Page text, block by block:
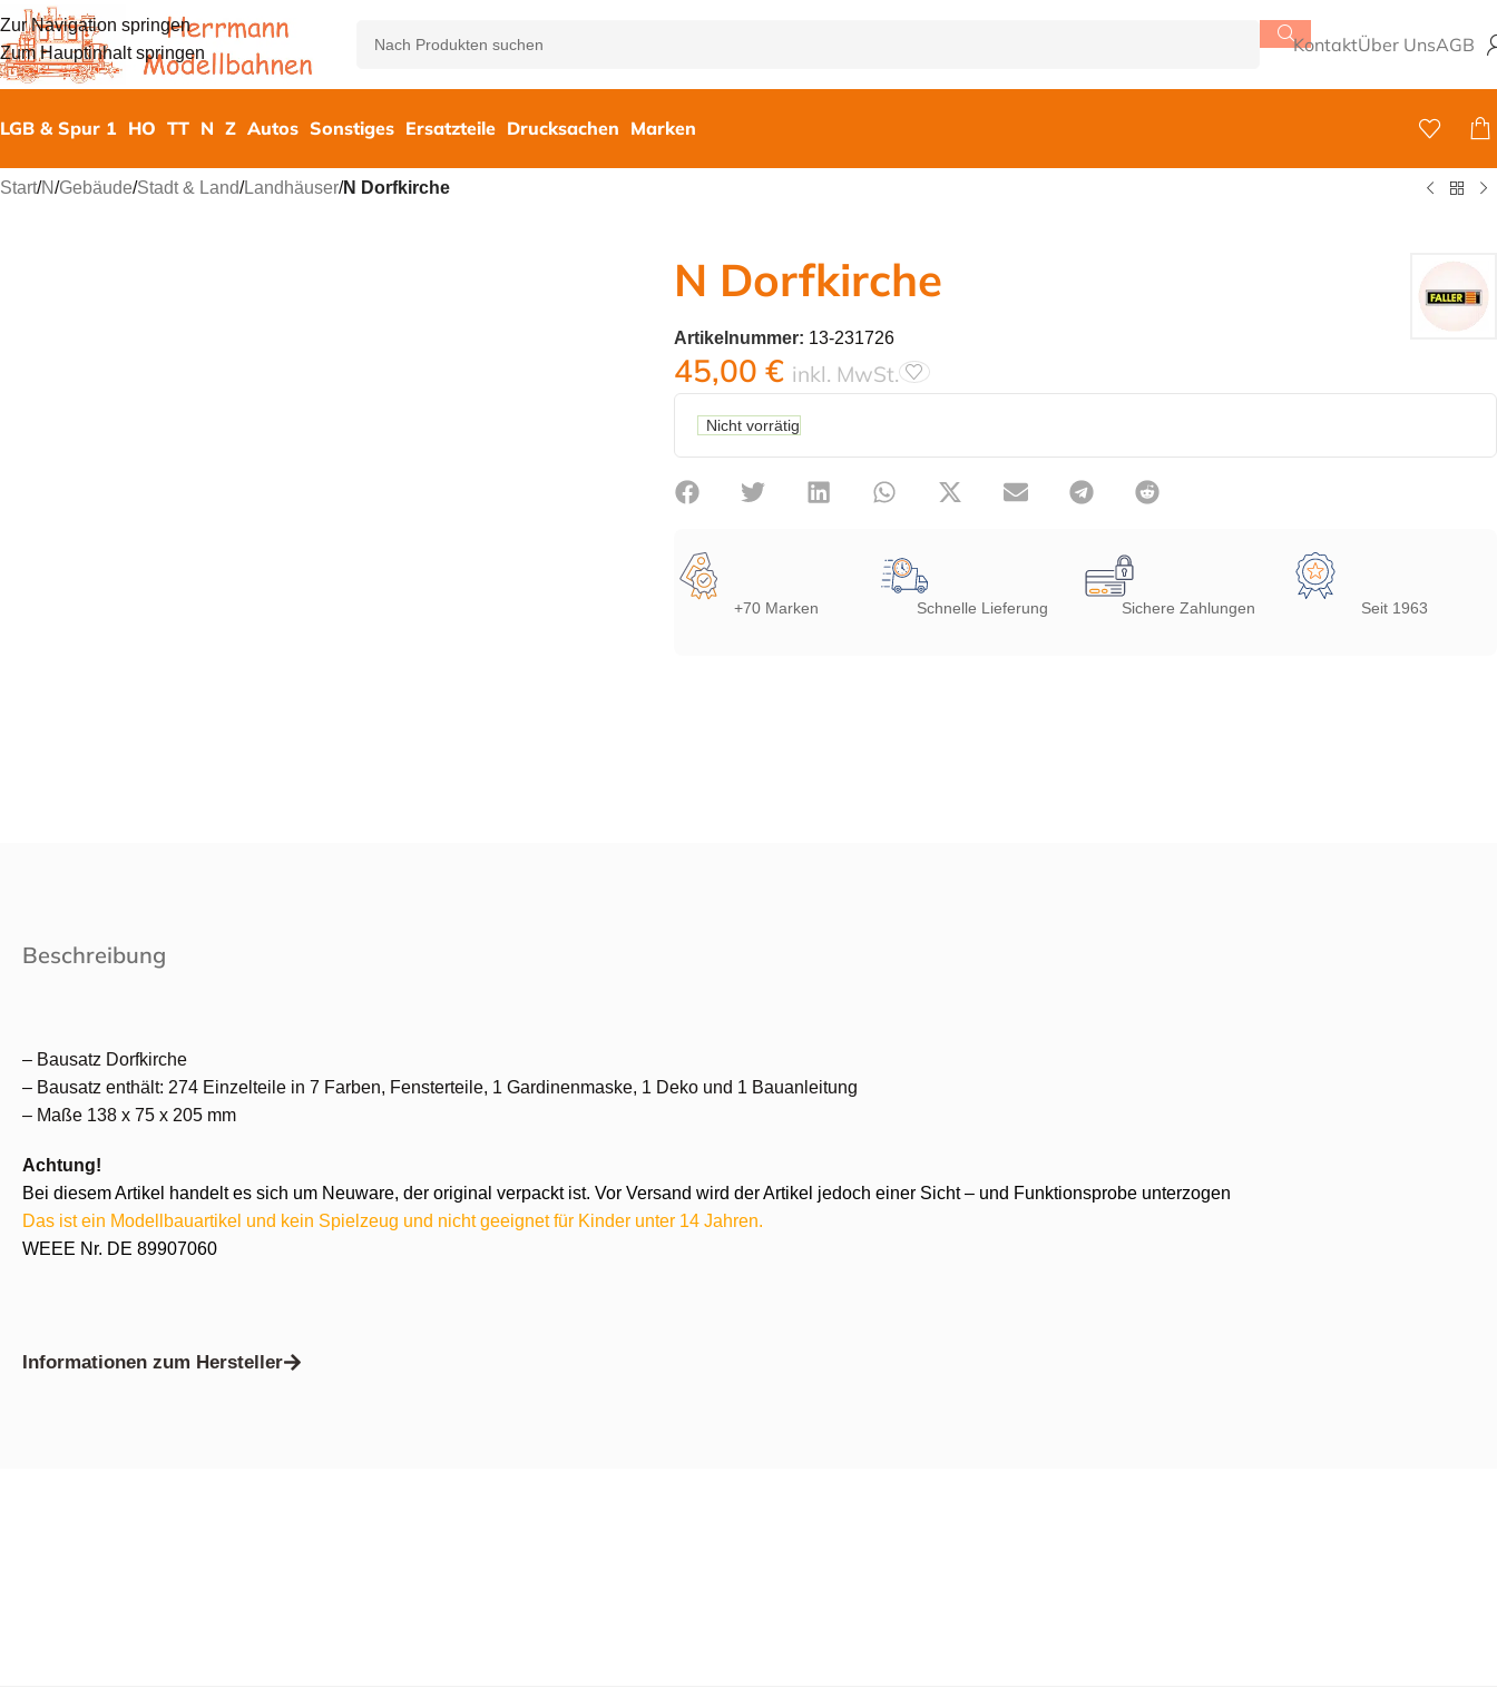
Zur Navigation springen
Zum Hauptinhalt springen
KontaktÜber UnsAGB
LGB & Spur 1 HO TT N Z Autos Sonstiges Ersatzteile Drucksachen Marken
Start/N/Gebäude/Stadt & Land/Landhäuser/N Dorfkirche
N Dorfkirche
Artikelnummer: 13-231726
45,00 € inkl. MwSt.
Nicht vorrätig
+70 Marken Schnelle Lieferung Sichere Zahlungen Seit 1963
Beschreibung
– Bausatz Dorfkirche
– Bausatz enthält: 274 Einzelteile in 7 Farben, Fensterteile, 1 Gardinenmaske, 1 Deko und 1 Bauanleitung
– Maße 138 x 75 x 205 mm
Achtung!
Bei diesem Artikel handelt es sich um Neuware, der original verpackt ist. Vor Versand wird der Artikel jedoch einer Sicht – und Funktionsprobe unterzogen
Das ist ein Modellbauartikel und kein Spielzeug und nicht geeignet für Kinder unter 14 Jahren.
WEEE Nr. DE 89907060
Informationen zum Hersteller